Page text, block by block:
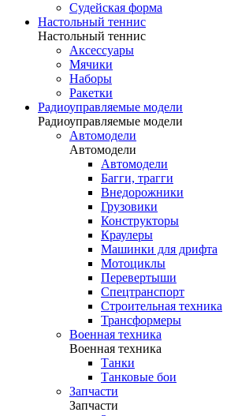
Судейская форма
Настольный теннис
Настольный теннис
Аксессуары
Мячики
Наборы
Ракетки
Радиоуправляемые модели
Радиоуправляемые модели
Автомодели
Автомодели
Автомодели
Багги, трагги
Внедорожники
Грузовики
Конструкторы
Краулеры
Машинки для дрифта
Мотоциклы
Перевертыши
Спецтранспорт
Строительная техника
Трансформеры
Военная техника
Военная техника
Танки
Танковые бои
Запчасти
Запчасти